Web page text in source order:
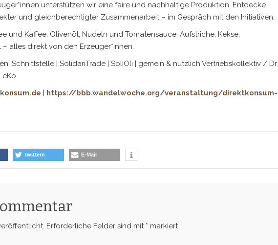
unterstützen wir eine faire und nachhaltige Produktion. Entdecke
und gleichberechtigter Zusammenarbeit – im Gespräch mit den Initiativen.
und Kaffee, Olivenöl, Nudeln und Tomatensauce, Aufstriche, Kekse,
alles direkt von den Erzeuger*innen.
Schnittstelle | SolidariTrade | SoliOli | gemein & nützlich Vertriebskollektiv / Dr.
| https://bbb.wandelwoche.org/veranstaltung/direktkonsum-
twittern E-Mail
Erforderliche Felder sind mit * markiert